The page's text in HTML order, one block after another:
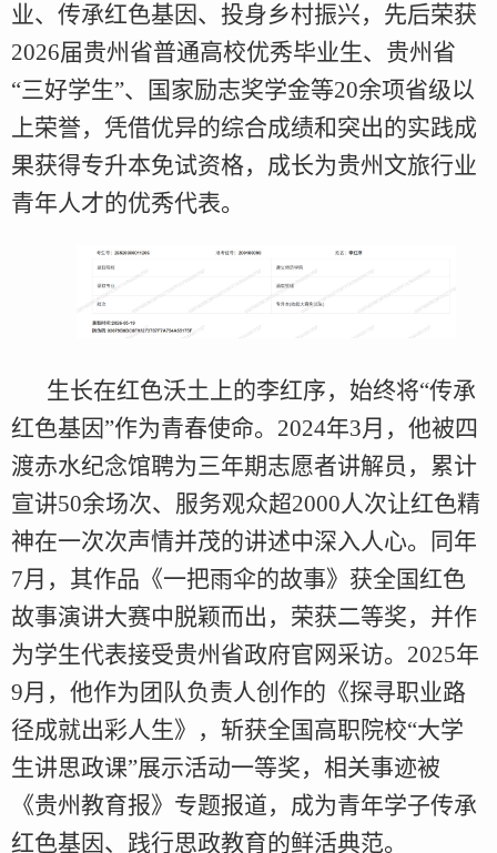
业、传承红色基因、投身乡村振兴，先后荣获
2026届贵州省普通高校优秀毕业生、贵州省
“三好学生”、国家励志奖学金等20余项省级以
上荣誉，凭借优异的综合成绩和突出的实践成
果获得专升本免试资格，成长为贵州文旅行业
青年人才的优秀代表。
生长在红色沃土上的李红序，始终将“传承
红色基因”作为青春使命。2024年3月，他被四
渡赤水纪念馆聘为三年期志愿者讲解员，累计
宣讲50余场次、服务观众超2000人次让红色精
神在一次次声情并茂的讲述中深入人心。同年
7月，其作品《一把雨伞的故事》获全国红色
故事演讲大赛中脱颖而出，荣获二等奖，并作
为学生代表接受贵州省政府官网采访。2025年
9月，他作为团队负责人创作的《探寻职业路
径成就出彩人生》，斩获全国高职院校“大学
生讲思政课”展示活动一等奖，相关事迹被
《贵州教育报》专题报道，成为青年学子传承
红色基因、践行思政教育的鲜活典范。